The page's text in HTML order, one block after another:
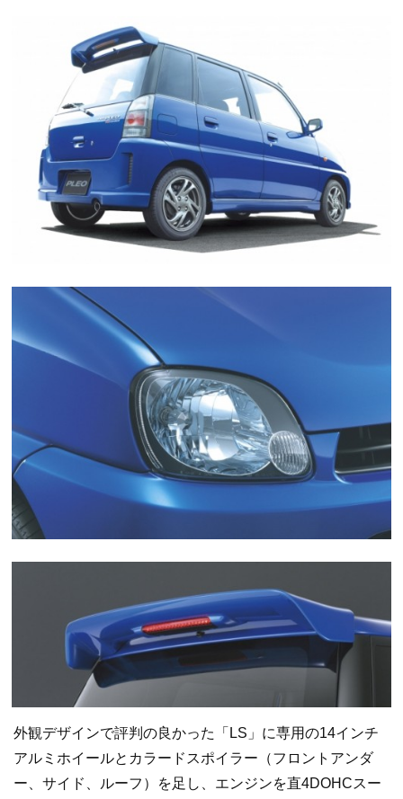
外観デザインで評判の良かった「LS」に専用の14インチ
アルミホイールとカラードスポイラー（フロントアンダ
ー、サイド、ルーフ）を足し、エンジンを直4DOHCスー